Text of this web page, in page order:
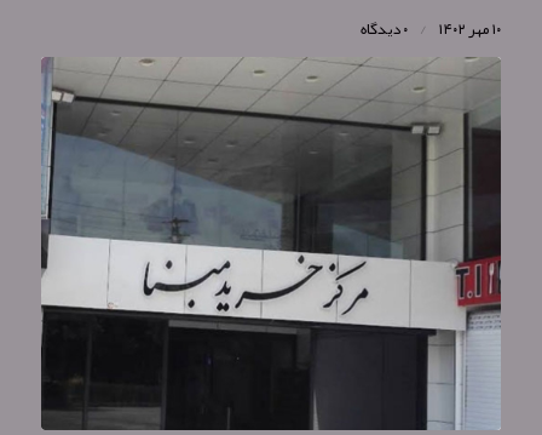
۱۰ مهر ۱۴۰۲ / ۰ دیدگاه